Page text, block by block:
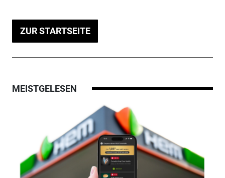
ZUR STARTSEITE
MEISTGELESEN